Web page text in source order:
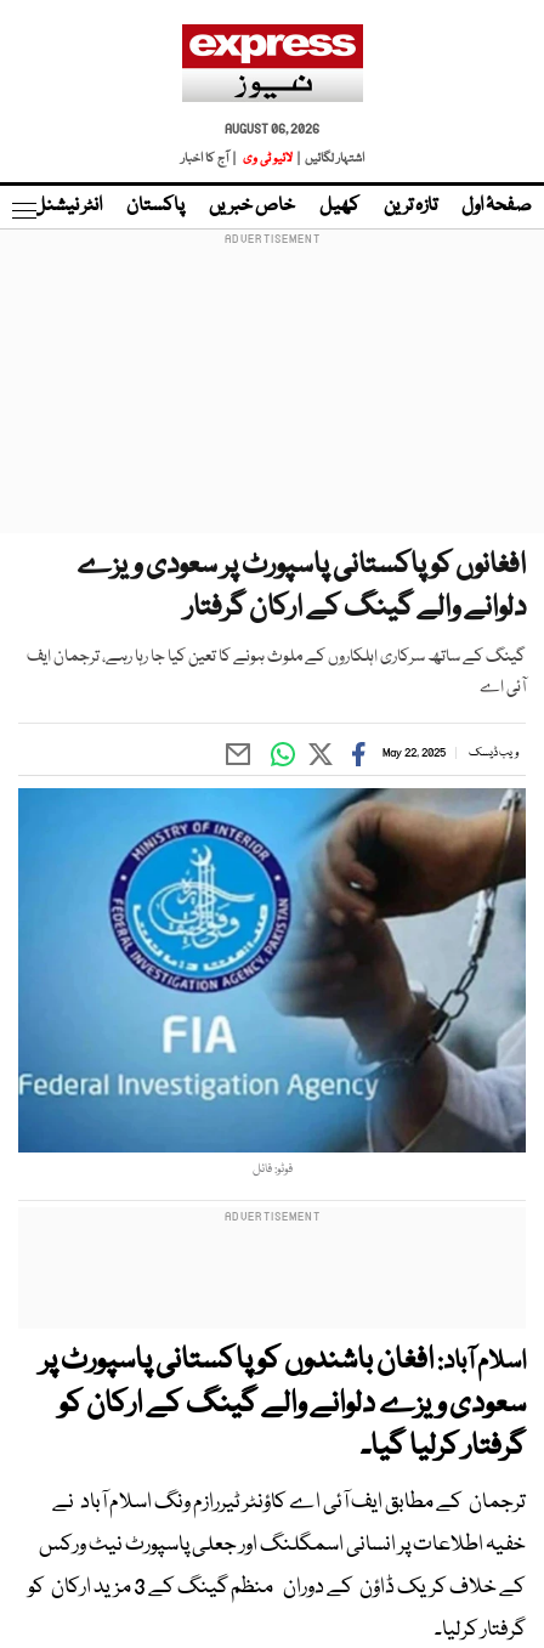
AUGUST 06, 2026
اشتہار لگائیں |
لائیو ٹی وی | آج کا اخبار
صفحۂ اول تازہ ترین کھیل خاص خبریں پاکستان انٹر نیشنل
افغانوں کو پاکستانی پاسپورٹ پر سعودی ویزے
دلوانے والے گینگ کے ارکان گرفتار
گینگ کے ساتھ سرکاری اہلکاروں کے ملوث ہونے کا تعین کیا جا رہا رہے، ترجمان ایف
آئی اے
ویب ڈیسک May 22, 2025
فوٹو: فائل
اسلام آباد:افغان باشندوں کو پاکستانی پاسپورٹ پر
سعودی ویزے دلوانے والے گینگ کے ارکان کو
گرفتار کرلیا گیا۔
ترجمان کے مطابق ایف آئی اے کاؤنٹر ٹیررازم ونگ اسلام آباد نے
خفیہ اطلاعات پر انسانی اسمگلنگ اور جعلی پاسپورٹ نیٹ ورکس
کے خلاف کریک ڈاؤن کے دوران منظم گینگ کے 3 مزید ارکان کو
گرفتار کرلیا۔